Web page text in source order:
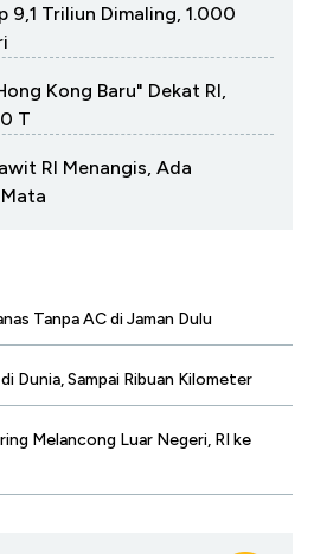
9,1 Triliun Dimaling, 1.000
Kong Baru" Dekat RI,
T
RI Menangis, Ada
Tanpa AC di Jaman Dulu
Dunia, Sampai Ribuan Kilometer
Melancong Luar Negeri, RI ke